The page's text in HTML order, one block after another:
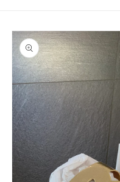
direct naar